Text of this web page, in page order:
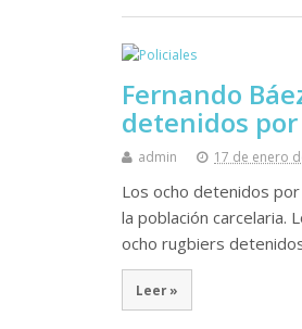
Fernando
detenidos
admin 17 de enero
Los ocho detenidos
la población carcelaria.
ocho rugbiers
Leer »